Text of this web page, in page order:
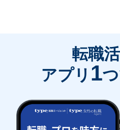
転職
アプリ 1